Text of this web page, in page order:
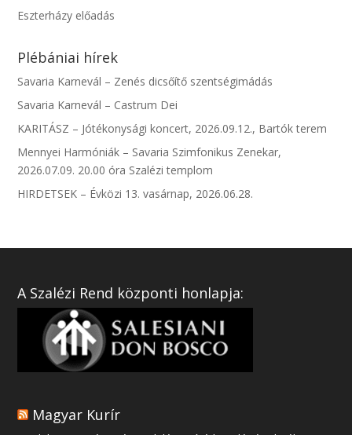
Eszterházy előadás
Plébániai hírek
Savaria Karnevál – Zenés dicsőítő szentségimádás
Savaria Karnevál – Castrum Dei
KARITÁSZ – Jótékonysági koncert, 2026.09.12., Bartók terem
Mennyei Harmóniák – Savaria Szimfonikus Zenekar,
2026.07.09. 20.00 óra Szalézi templom
HIRDETSEK – Évközi 13. vasárnap, 2026.06.28.
A Szalézi Rend központi honlapja:
Magyar Kurír